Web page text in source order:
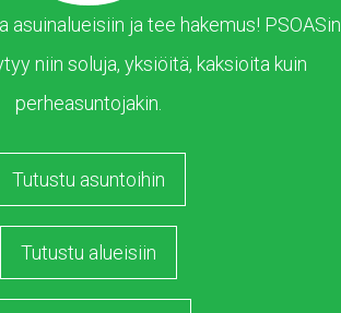
asuinalueisiin ja tee hakemus! PSOASin
niin soluja, yksiöitä, kaksioita kuin
perheasuntojakin.
Tutustu asuntoihin
Tutustu alueisiin